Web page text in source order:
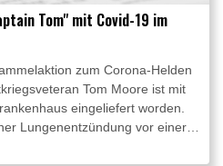
Tom" mit Covid-19 im
zum Corona-Helden
Tom Moore ist mit
eingeliefert worden.
Lungenentzündung vor einer
worden, schrieb Moores